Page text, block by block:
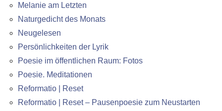
Melanie am Letzten
Naturgedicht des Monats
Neugelesen
Persönlichkeiten der Lyrik
Poesie im öffentlichen Raum: Fotos
Poesie. Meditationen
Reformatio | Reset
Reformatio | Reset – Pausenpoesie zum Neustarten